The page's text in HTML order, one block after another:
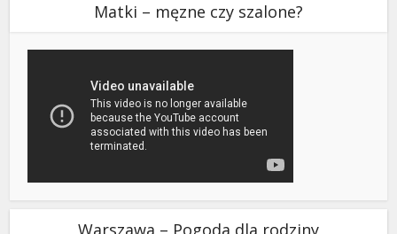
Matki – męzne czy szalone?
Warszawa – Pogoda dla rodziny